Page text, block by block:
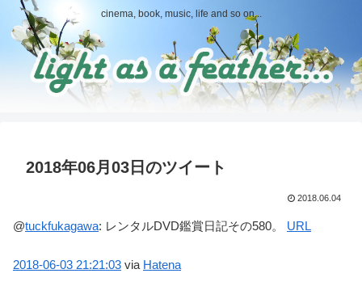
cinema, book, music, life and so on...
2018年06月03日のツイート
2018.06.04
@tuckfukagawa: レンタルDVD鑑賞日記その580。 URL
2018-06-03 21:21:03 via Hatena